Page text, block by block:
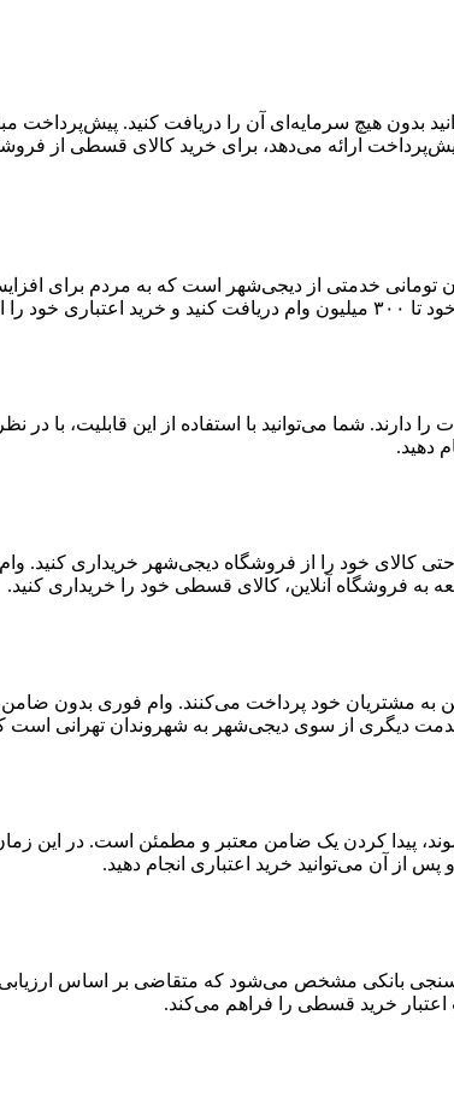
بدون هیچ سرمایه‌ای آن را دریافت کنید.
ارائه می‌دهد، برای خرید کالای قسطی از
وام کالا در دیجی‌شهر بالاترین سقف وام در بین رقباست. سقف خرید قسطی ۳۰۰ میلیون تومانی
دهید.
کوتاه‌مدت را دارند. شما می‌توانید با استفاده از این قابلیت،
کالای خود را از فروشگاه دیجی‌شهر خریداری کنید.
به فروشگاه آنلاین، کالای قسطی خود را خریداری کنید.
به مشتریان خود پرداخت می‌کنند. وام فوری بدون
دیگری از سوی دیجی‌شهر به شهروندان تهرانی است
پیدا کردن یک ضامن معتبر و مطمئن است. در این
از آن می‌توانید خرید اعتباری انجام دهید.
بانکی مشخص می‌شود که متقاضی بر اساس ارزیابی
خرید قسطی را فراهم می‌کند.